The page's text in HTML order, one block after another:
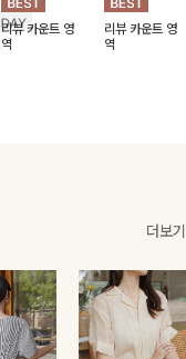
슬릿 디테일로
착용감이 편안하
며 깔끔한 핏과
리뷰 카운트 영
역
자연스러운 실루
엣을 연출해주는
아우터에요~!
리뷰 카운트 영
역
더보기